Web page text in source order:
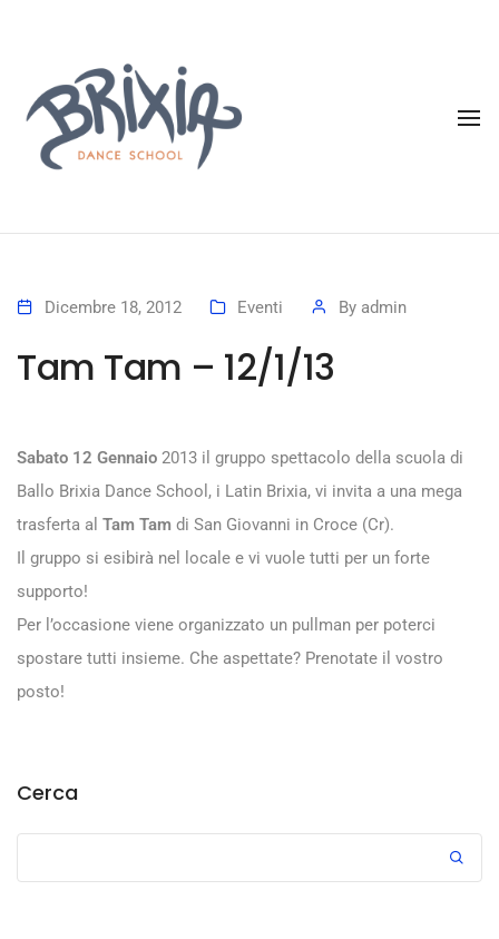
Dicembre 18, 2012 Eventi By admin
Tam Tam – 12/1/13
Sabato 12 Gennaio 2013 il gruppo spettacolo della scuola di
Ballo Brixia Dance School, i Latin Brixia, vi invita a una mega
trasferta al Tam Tam di San Giovanni in Croce (Cr).
Il gruppo si esibirà nel locale e vi vuole tutti per un forte
supporto!
Per l’occasione viene organizzato un pullman per poterci
spostare tutti insieme. Che aspettate? Prenotate il vostro
posto!
Cerca